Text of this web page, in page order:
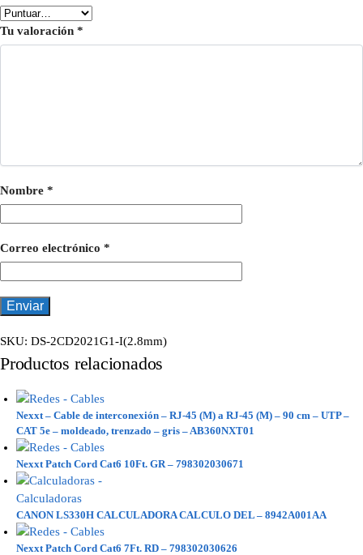
Tu valoración *
Nombre *
Correo electrónico *
SKU: DS-2CD2021G1-I(2.8mm)
Productos relacionados
Nexxt – Cable de interconexión – RJ-45 (M) a RJ-45 (M) – 90 cm – UTP –
CAT 5e – moldeado, trenzado – gris – AB360NXT01
Nexxt Patch Cord Cat6 10Ft. GR – 798302030671
CANON LS330H CALCULADORA CALCULO DEL – 8942A001AA
Nexxt Patch Cord Cat6 7Ft. RD – 798302030626